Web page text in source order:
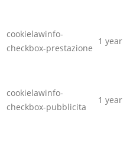
cookielawinfo-
checkbox-prestazione
1 year
cookielawinfo-
checkbox-pubblicita
1 year